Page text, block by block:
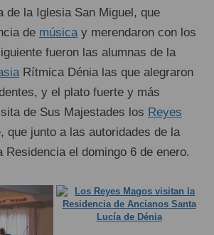
de la Iglesia San Miguel, que
de músicay merendaron con los
fueron las alumnas de la
Rítmica Dénia las que alegraron
y el plato fuerte y más
de Sus Majestades los Reyes
que junto a las autoridades de la
Residencia el domingo 6 de enero.